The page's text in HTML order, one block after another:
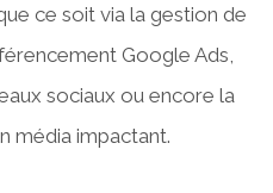
ce soit via la gestion de
Google Ads,
sociaux ou encore la
média impactant.